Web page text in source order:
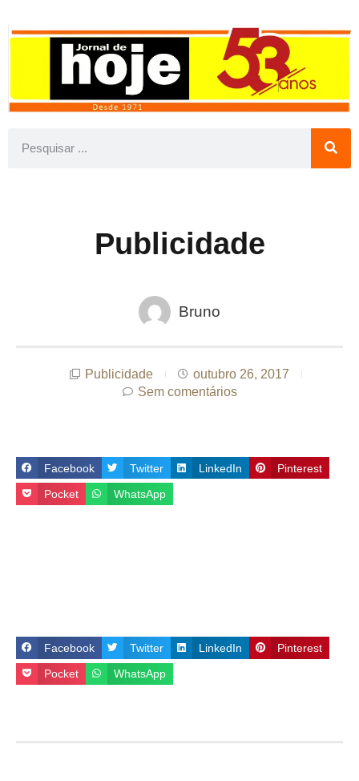
Publicidade
Bruno
Publicidade
outubro 26, 2017
Sem comentários
Facebook Twitter LinkedIn Pinterest
Pocket WhatsApp
Facebook Twitter LinkedIn Pinterest
Pocket WhatsApp